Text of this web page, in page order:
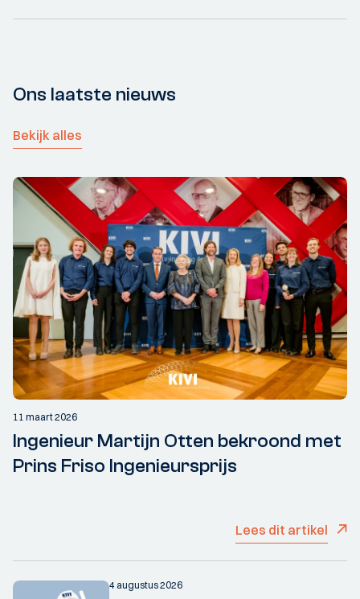
Ons laatste nieuws
Bekijk alles
11 maart 2026
Ingenieur Martijn Otten bekroond met
Prins Friso Ingenieursprijs
Lees dit artikel
4 augustus 2026